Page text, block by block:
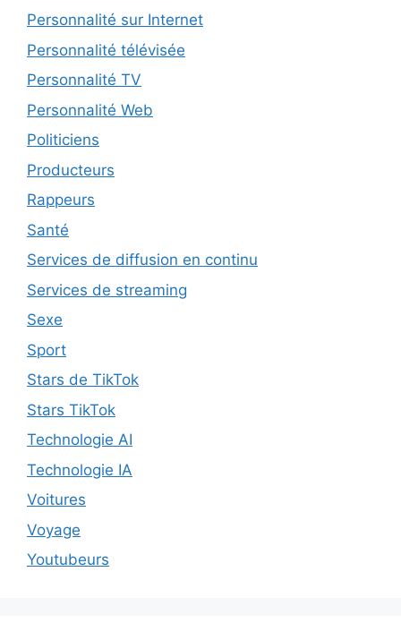
Personnalité sur Internet
Personnalité télévisée
Personnalité TV
Personnalité Web
Politiciens
Producteurs
Rappeurs
Santé
Services de diffusion en continu
Services de streaming
Sexe
Sport
Stars de TikTok
Stars TikTok
Technologie AI
Technologie IA
Voitures
Voyage
Youtubeurs